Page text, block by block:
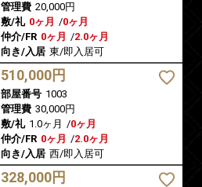
管理費 20,000円
敷/礼 0ヶ月 /0ヶ月
仲介/FR 0ヶ月 /2.0ヶ月
向き/入居 東/即入居可
510,000円
部屋番号 1003
管理費 30,000円
敷/礼 1.0ヶ月 /0ヶ月
仲介/FR 0ヶ月 /2.0ヶ月
向き/入居 西/即入居可
328,000円